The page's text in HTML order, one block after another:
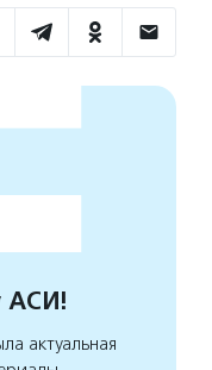
АСИ!
актуальная